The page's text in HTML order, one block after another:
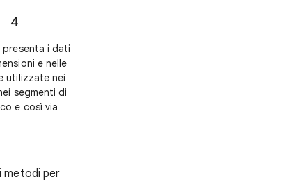
4
presenta i dati
e nelle
utilizzate nei
segmenti di
e così via
metodi per